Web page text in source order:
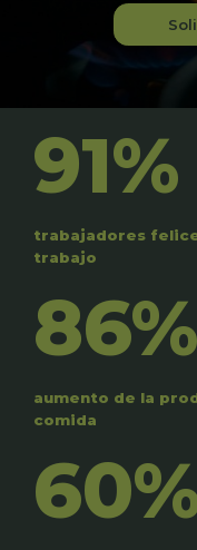
91%
trabajadores
trabajo
86%
aumento de la
comida